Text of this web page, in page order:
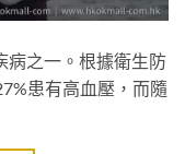
病之一。根據衛生防
患有高血壓，而隨